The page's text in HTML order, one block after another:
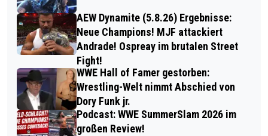
AEW Dynamite (5.8.26) Ergebnisse:
Neue Champions! MJF attackiert
Andrade! Ospreay im brutalen Street
Fight!
WWE Hall of Famer gestorben:
Wrestling-Welt nimmt Abschied von
Dory Funk jr.
Podcast: WWE SummerSlam 2026 im
großen Review!